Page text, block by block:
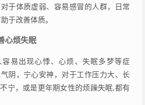
于体质虚弱、容易感冒的人群，日常
于改善体质。
心烦失眠
容易出现心悸、心烦、失眠多梦等症
阴，宁心安神，对于工作压力大、长
宁，或是更年期女性的烦躁失眠,都有